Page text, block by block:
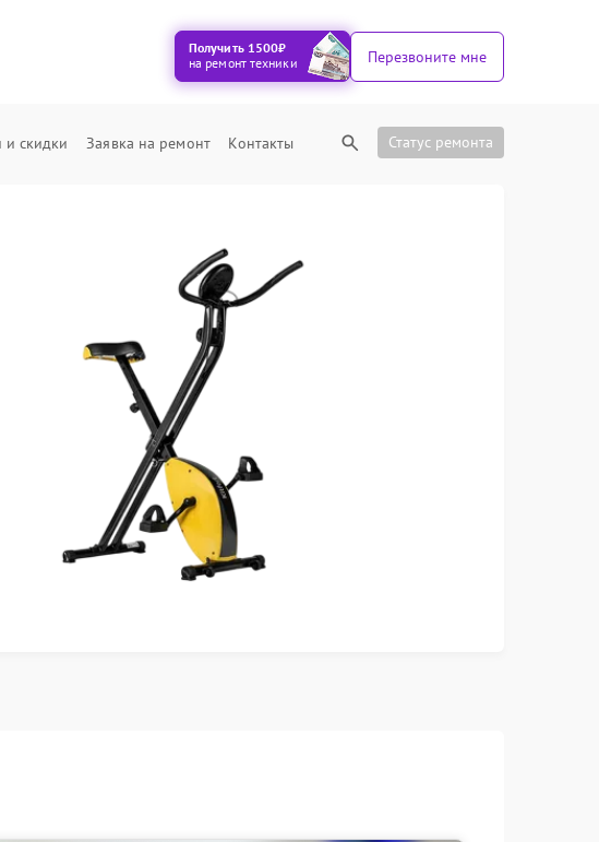
Получить 1500₽
на ремонт техники
Перезвоните мне
и скидки Заявка на ремонт Контакты Статус ремонта